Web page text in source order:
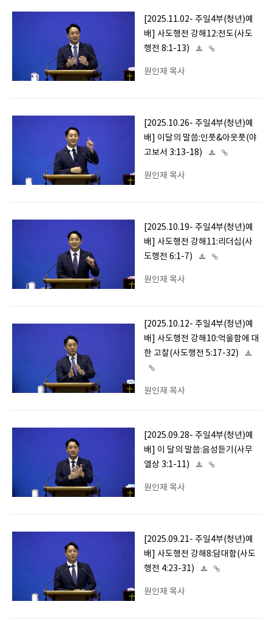
[2025.11.02- 주일4부(청년)예
배] 사도행전 강해12:전도(사도
행전 8:1-13)
원인재 목사
[2025.10.26- 주일4부(청년)예
배] 이달의 말씀:인풋&아웃풋(야
고보서 3:13-18)
원인재 목사
[2025.10.19- 주일4부(청년)예
배] 사도행전 강해11:리더십(사
도행전 6:1-7)
원인재 목사
[2025.10.12- 주일4부(청년)예
배] 사도행전 강해10:억울함에 대
한 고찰(사도행전 5:17-32)
원인재 목사
[2025.09.28- 주일4부(청년)예
배] 이 달의 말씀:음성듣기(사무
엘상 3:1-11)
원인재 목사
[2025.09.21- 주일4부(청년)예
배] 사도행전 강해8:담대함(사도
행전 4:23-31)
원인재 목사